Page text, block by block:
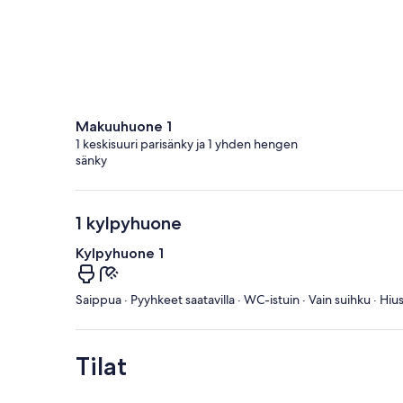
Makuuhuone 1
1 keskisuuri parisänky ja 1 yhden hengen
sänky
1 kylpyhuone
Kylpyhuone 1
Saippua · Pyyhkeet saatavilla · WC-istuin · Vain suihku ·
Tilat